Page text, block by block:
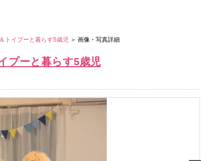
トイプーと暮らす5歳児 ＞ 画像・写真詳細
プーと暮らす5歳児